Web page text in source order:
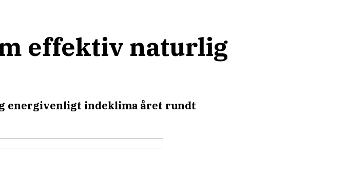
effektiv naturlig
energivenligt indeklima året rundt